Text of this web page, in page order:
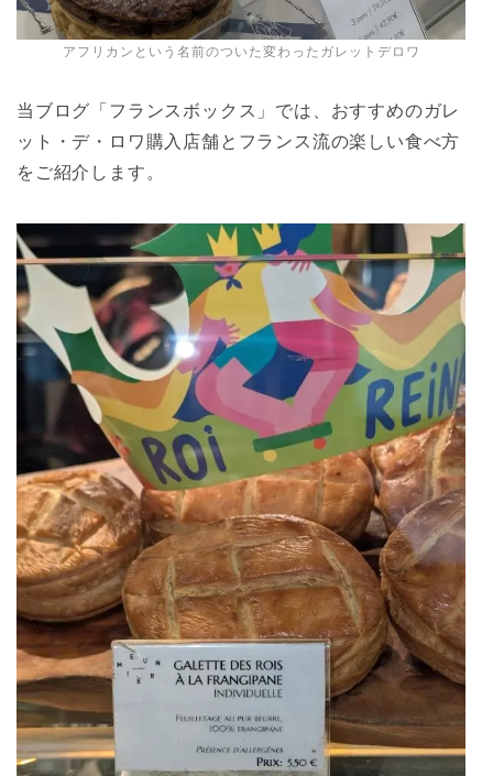
アフリカンという名前のついた変わったガレットデロワ
当ブログ「フランスボックス」では、おすすめのガレ
ット・デ・ロワ購入店舗とフランス流の楽しい食べ方
をご紹介します。